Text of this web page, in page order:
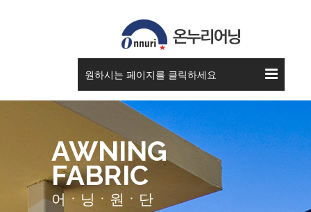
원하시는 페이지를 클릭하세요
AWNING
FABRIC
어ㆍ닝ㆍ원ㆍ단